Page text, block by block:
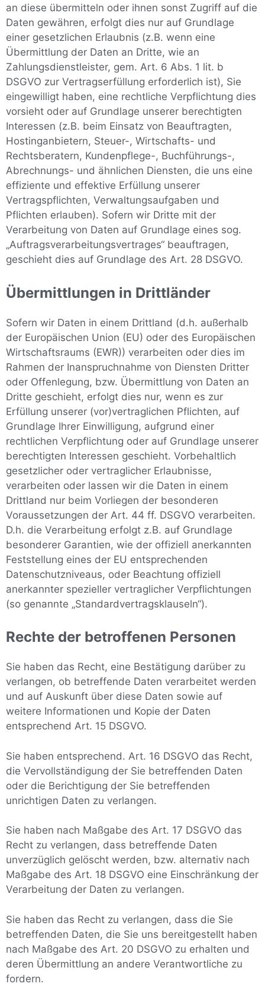
an diese übermitteln oder ihnen sonst Zugriff auf die
Daten gewähren, erfolgt dies nur auf Grundlage
einer gesetzlichen Erlaubnis (z.B. wenn eine
Übermittlung der Daten an Dritte, wie an
Zahlungsdienstleister, gem. Art. 6 Abs. 1 lit. b
DSGVO zur Vertragserfüllung erforderlich ist), Sie
eingewilligt haben, eine rechtliche Verpflichtung dies
vorsieht oder auf Grundlage unserer berechtigten
Interessen (z.B. beim Einsatz von Beauftragten,
Hostinganbietern, Steuer-, Wirtschafts- und
Rechtsberatern, Kundenpflege-, Buchführungs-,
Abrechnungs- und ähnlichen Diensten, die uns eine
effiziente und effektive Erfüllung unserer
Vertragspflichten, Verwaltungsaufgaben und
Pflichten erlauben). Sofern wir Dritte mit der
Verarbeitung von Daten auf Grundlage eines sog.
„Auftragsverarbeitungsvertrages“ beauftragen,
geschieht dies auf Grundlage des Art. 28 DSGVO.
Übermittlungen in Drittländer
Sofern wir Daten in einem Drittland (d.h. außerhalb
der Europäischen Union (EU) oder des Europäischen
Wirtschaftsraums (EWR)) verarbeiten oder dies im
Rahmen der Inanspruchnahme von Diensten Dritter
oder Offenlegung, bzw. Übermittlung von Daten an
Dritte geschieht, erfolgt dies nur, wenn es zur
Erfüllung unserer (vor)vertraglichen Pflichten, auf
Grundlage Ihrer Einwilligung, aufgrund einer
rechtlichen Verpflichtung oder auf Grundlage unserer
berechtigten Interessen geschieht. Vorbehaltlich
gesetzlicher oder vertraglicher Erlaubnisse,
verarbeiten oder lassen wir die Daten in einem
Drittland nur beim Vorliegen der besonderen
Voraussetzungen der Art. 44 ff. DSGVO verarbeiten.
D.h. die Verarbeitung erfolgt z.B. auf Grundlage
besonderer Garantien, wie der offiziell anerkannten
Feststellung eines der EU entsprechenden
Datenschutzniveaus, oder Beachtung offiziell
anerkannter spezieller vertraglicher Verpflichtungen
(so genannte „Standardvertragsklauseln“).
Rechte der betroffenen Personen
Sie haben das Recht, eine Bestätigung darüber zu
verlangen, ob betreffende Daten verarbeitet werden
und auf Auskunft über diese Daten sowie auf
weitere Informationen und Kopie der Daten
entsprechend Art. 15 DSGVO.
Sie haben entsprechend. Art. 16 DSGVO das Recht,
die Vervollständigung der Sie betreffenden Daten
oder die Berichtigung der Sie betreffenden
unrichtigen Daten zu verlangen.
Sie haben nach Maßgabe des Art. 17 DSGVO das
Recht zu verlangen, dass betreffende Daten
unverzüglich gelöscht werden, bzw. alternativ nach
Maßgabe des Art. 18 DSGVO eine Einschränkung der
Verarbeitung der Daten zu verlangen.
Sie haben das Recht zu verlangen, dass die Sie
betreffenden Daten, die Sie uns bereitgestellt haben
nach Maßgabe des Art. 20 DSGVO zu erhalten und
deren Übermittlung an andere Verantwortliche zu
fordern.